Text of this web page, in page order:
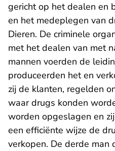
gericht op het dealen en
en het medeplegen van
Dieren. De criminele
met het dealen van met
mannen voerden de
produceerden het en
zij de klanten, regelden
waar drugs konden
worden opgeslagen en
een efficiënte wijze de
verkopen. De derde man